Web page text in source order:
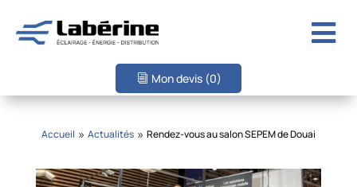

Mon devis (0)
Accueil 9 Actualités 9 Rendez-vous au salon SEPEM de Douai